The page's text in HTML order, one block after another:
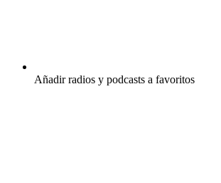
Añadir radios y podcasts a favoritos